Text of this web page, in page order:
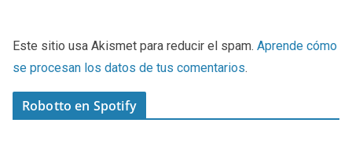
Este sitio usa Akismet para reducir el spam. Aprende cómo
se procesan los datos de tus comentarios.
Robotto en Spotify